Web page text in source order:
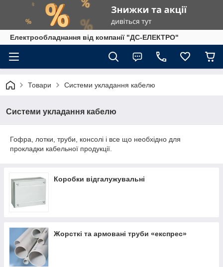
Електрообладнання від компанії "ДС-ЕЛЕКТРО"
Товари Системи укладання кабелю
Системи укладання кабелю
Гофра, лотки, труби, консолі і все що необхідно для
прокладки кабельної продукції.
Коробки відгалужувальні
Жорсткі та армовані труби «експрес»